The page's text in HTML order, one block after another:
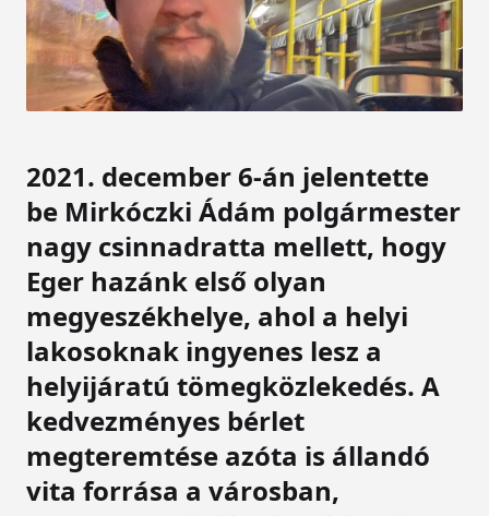
2021. december 6-án jelentette
be Mirkóczki Ádám polgármester
nagy csinnadratta mellett, hogy
Eger hazánk első olyan
megyeszékhelye, ahol a helyi
lakosoknak ingyenes lesz a
helyijáratú tömegközlekedés. A
kedvezményes bérlet
megteremtése azóta is állandó
vita forrása a városban,